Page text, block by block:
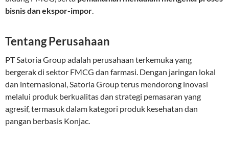
bisnis dan ekspor-impor.
Tentang Perusahaan
PT Satoria Group adalah perusahaan terkemuka yang
bergerak di sektor FMCG dan farmasi. Dengan jaringan lokal
dan internasional, Satoria Group terus mendorong inovasi
melalui produk berkualitas dan strategi pemasaran yang
agresif, termasuk dalam kategori produk kesehatan dan
pangan berbasis Konjac.